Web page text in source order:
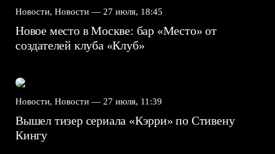
Новости, Новости — 27 июля, 18:45
Новое место в Москве: бар «Место» от
создателей клуба «Клуб»
Новости, Новости — 27 июля, 11:39
Вышел тизер сериала «Кэрри» по Стивену
Кингу